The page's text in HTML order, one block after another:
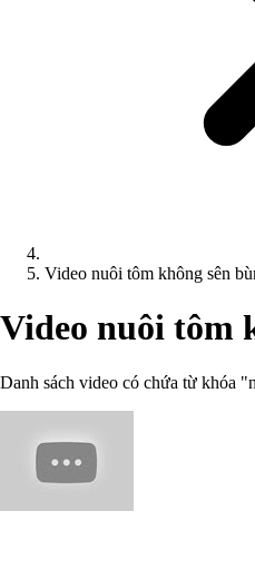
Video nuôi tôm không sên
Video nuôi tôm
Danh sách video có chứa từ khóa